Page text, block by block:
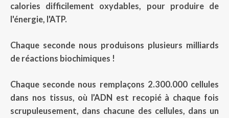
calories difficilement oxydables, pour produire de
l'énergie, l'ATP.
Chaque seconde nous produisons plusieurs milliards
de réactions biochimiques !
Chaque seconde nous remplaçons 2.300.000 cellules
dans nos tissus, où l’ADN est recopié à chaque fois
scrupuleusement, dans chacune des cellules, dans un